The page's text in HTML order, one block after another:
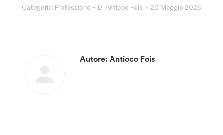
Categoria: Professione Di Antioco Fois 20 Maggio 2026
Autore: Antioco Fois